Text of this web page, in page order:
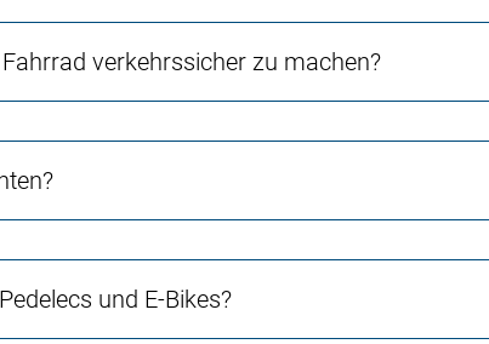
verkehrssicher zu machen?
und E-Bikes?